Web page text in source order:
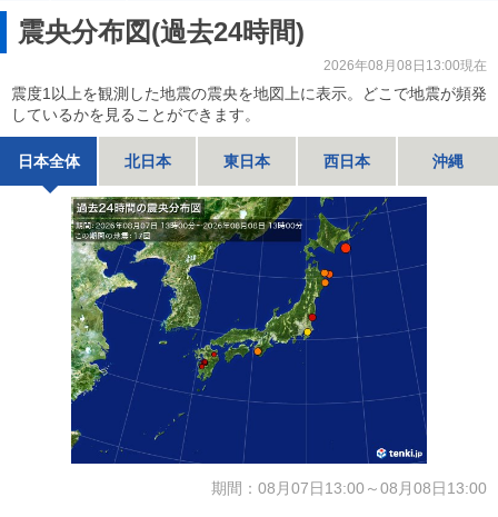
震央分布図(過去24時間)
2026年08月08日13:00現在
震度1以上を観測した地震の震央を地図上に表示。どこで地震が頻発
しているかを見ることができます。
日本全体 北日本 東日本 西日本 沖縄
期間：08月07日13:00～08月08日13:00